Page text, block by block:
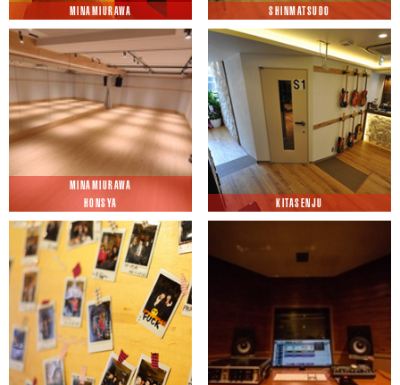
MINAMIURAWA SHINMATSUDO
MINAMIURAWA
HONSYA
KITASENJU